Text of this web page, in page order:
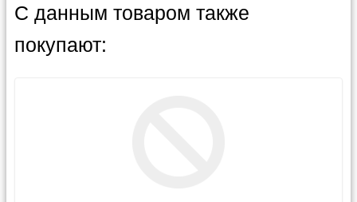
С данным товаром также
покупают: